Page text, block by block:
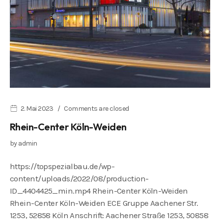
2. Mai 2023 Comments are closed
Rhein-Center Köln-Weiden
byadmin
https://topspezialbau.de/wp-
content/uploads/2022/08/production-
ID_4404425_min.mp4 Rhein-Center Köln-Weiden
Rhein-Center Köln-Weiden ECE Gruppe Aachener Str.
1253, 52858 Köln Anschrift: Aachener Straße 1253, 50858